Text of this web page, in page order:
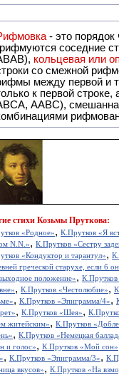
- это
соседние
кольцевая или
со смежной
между первой и
к первой
смешанная или вольная рифмовка (рифмовка в сложных строфах с различными
стихи Козьмы Пруткова:
«Родное», К.Прутков «Я
N.N.», К.Прутков «Сестру
«Кондуктор и тарантул»,
греческой старухе, если б
положение», К.Прутков
, К.Прутков «Честолюбие»,
, К.Прутков «Эпиграмма/4»,
, К.Прутков «Шея»,
житейским», К.Прутков
, К.Прутков «Немецкая
и голос», К.Прутков «Мой сон»
, К.Прутков «Эпиграмма/3»,
вкусов», К.Прутков «На